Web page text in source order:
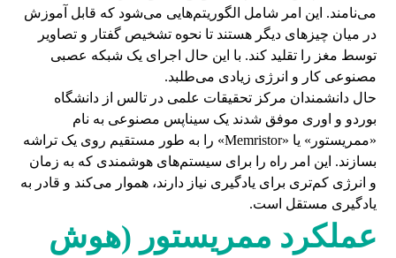
می‌نامند. این امر شامل الگوریتم‌هایی می‌شود که قابل آموزش
در میان چیزهای دیگر هستند تا نحوه تشخیص گفتار و تصاویر
توسط مغز را تقلید کند. با این حال اجرای یک شبکه عصبی
مصنوعی کار و انرژی زیادی می‌طلبد.
حال دانشمندان مرکز تحقیقات علمی در تالس از دانشگاه
بوردو و اوری موفق شدند یک سیناپس مصنوعی به نام
«ممریستور» یا «Memristor» را به طور مستقیم روی یک تراشه
بسازند. این امر راه را برای سیستم‌های هوشمندی که به زمان
و انرژی کم‌تری برای یادگیری نیاز دارند، هموار می‌کند و قادر به
یادگیری مستقل است.
عملکرد ممریستور (هوش